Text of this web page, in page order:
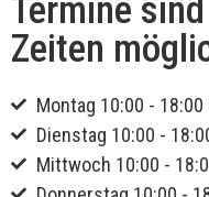
Termine
Zeiten
Montag 10:00 - 18:00
Dienstag 10:00 -
Mittwoch 10:00 -